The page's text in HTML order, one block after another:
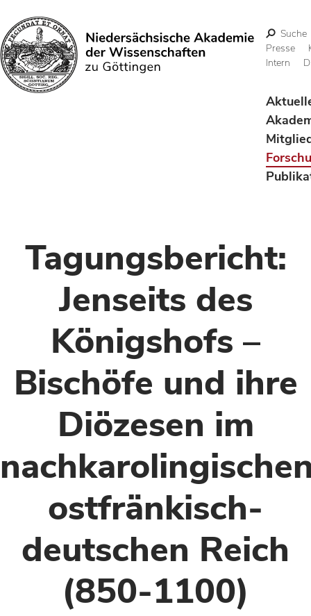
Suchen
Suche
Presse
Intern
Tagungsbericht:
Jenseits des
Königshofs –
Bischöfe und ihre
Diözesen im
ostfränkisch-
deutschen Reich
(850-1100)